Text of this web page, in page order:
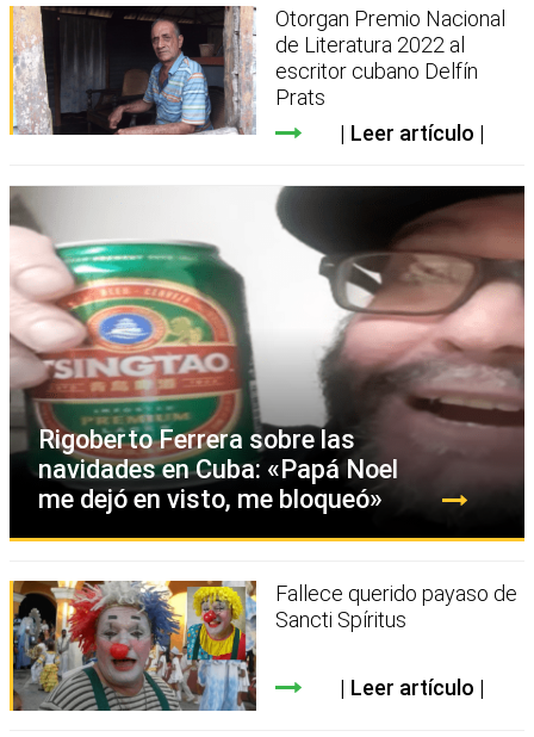
Otorgan Premio Nacional
de Literatura 2022 al
escritor cubano Delfín
Prats
Leer artículo
Rigoberto Ferrera sobre las
navidades en Cuba: «Papá Noel
me dejó en visto, me bloqueó»
Fallece querido payaso de
Sancti Spíritus
Leer artículo